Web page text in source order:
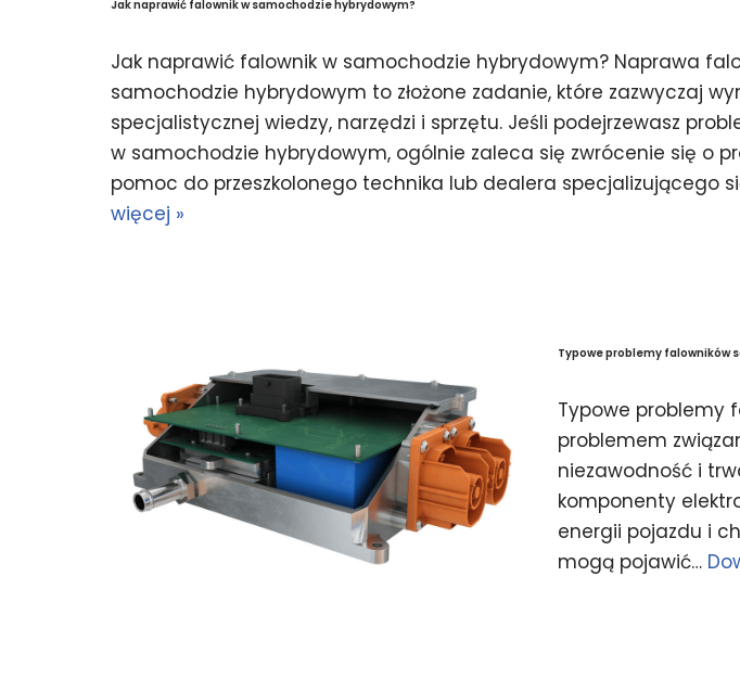
Jak naprawić falownik w samochodzie hybrydowym?
Jak naprawić falownik w samochodzie hybrydowym? Naprawa
samochodzie hybrydowym to złożone zadanie, które zazwyczaj
specjalistycznej wiedzy, narzędzi i sprzętu. Jeśli podejrzewasz
w samochodzie hybrydowym, ogólnie zaleca się zwrócenie się o
pomoc do przeszkolonego technika lub dealera specjalizującego
więcej »
Typowe problemy falowników
Typowe problemy
problemem
niezawodność i
komponenty
energii pojazdu i
mogą pojawić…